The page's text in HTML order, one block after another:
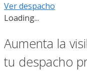
Ver despacho
Loading...
Aumenta la
tu despacho